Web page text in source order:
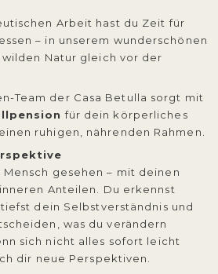
Arbeit hast du Zeit für
– in unserem wunderschönen
Natur gleich vor der
Team der Casa Betulla sorgt mit
für dein körperliches
ruhigen, nährenden Rahmen.
Mensch gesehen – mit deinen
Anteilen. Du erkennst
dein Selbstverständnis und
was du verändern
sich nicht alles sofort leicht
dir neue Perspektiven.